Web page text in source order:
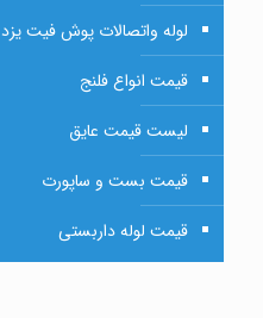
لوله واتصالات پوش فیت یزد
قیمت انواع فلنج
لیست قیمت عایق
قیمت بست و ساپورت
قیمت لوله داربستی